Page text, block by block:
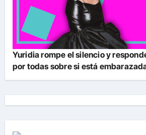
Yuridia rompe el silencio y
por todas sobre si está